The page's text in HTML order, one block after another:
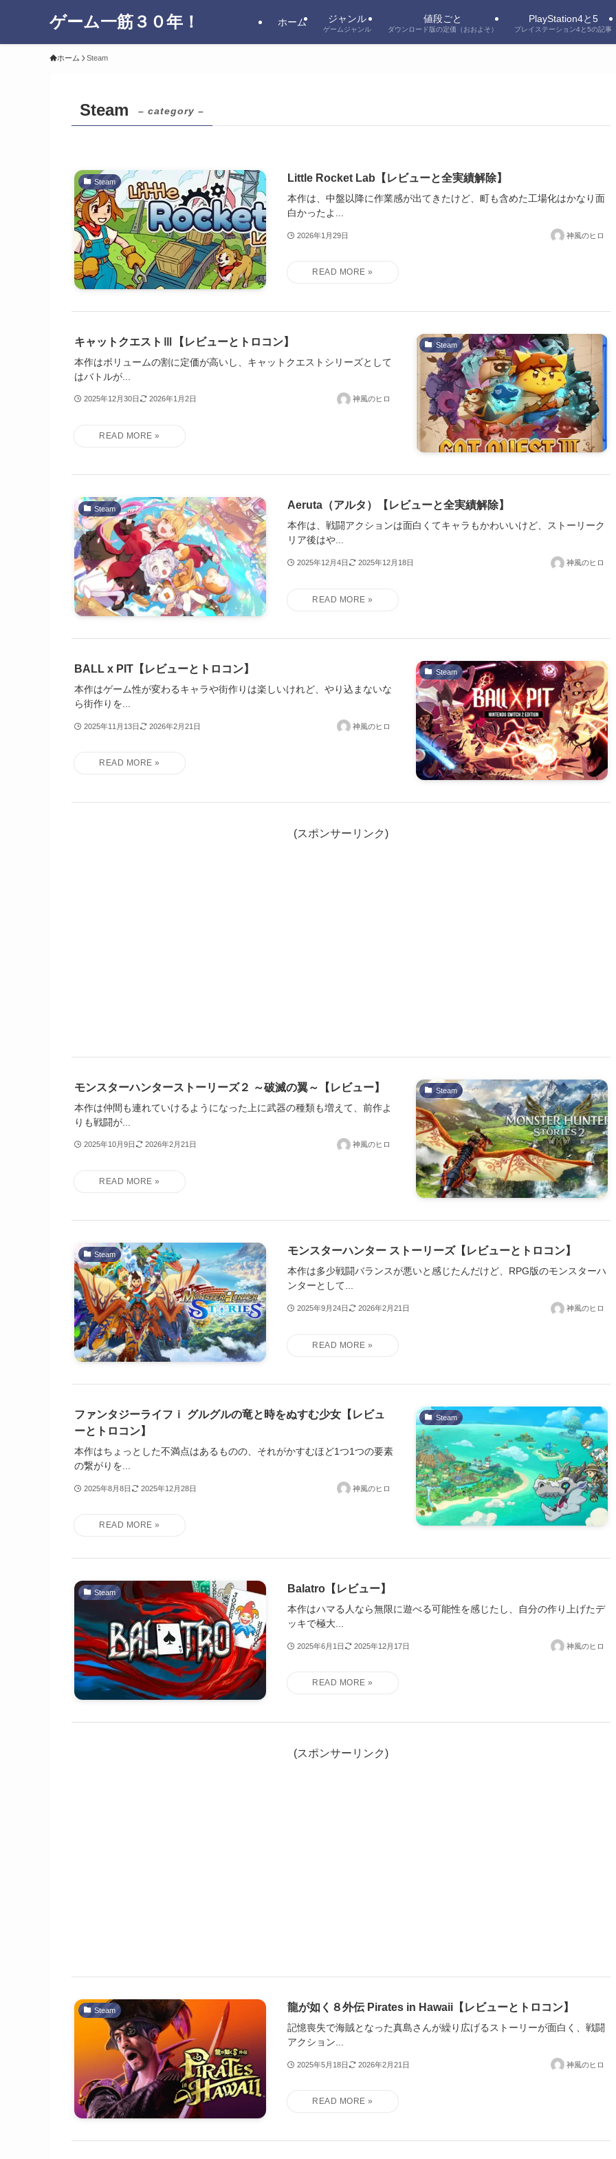
ゲーム一筋３０年！ ホーム ジャンル
ゲームジャンル
値段ごと
ダウンロード版の定価（おおよそ）
PlayStation4と5
プレイステーション4と5の記事
ホーム Steam
Steam – category –
Steam Little Rocket Lab【レビューと全実績解除】
本作は、中盤以降に作業感が出てきたけど、町も含めた工場化はかなり面
白かったよ...
2026年1月29日 神風のヒロ
Steam
キャットクエストⅢ【レビューとトロコン】
本作はボリュームの割に定価が高いし、キャットクエストシリーズとして
はバトルが...
2025年12月30日 2026年1月2日 神風のヒロ
Steam Aeruta（アルタ）【レビューと全実績解除】
本作は、戦闘アクションは面白くてキャラもかわいいけど、ストーリーク
リア後はや...
2025年12月4日 2025年12月18日 神風のヒロ
Steam
BALL x PIT【レビューとトロコン】
本作はゲーム性が変わるキャラや街作りは楽しいけれど、やり込まないな
ら街作りを...
2025年11月13日 2026年2月21日 神風のヒロ
(スポンサーリンク)
Steam
モンスターハンターストーリーズ２ ～破滅の翼～【レビュー】
本作は仲間も連れていけるようになった上に武器の種類も増えて、前作よ
りも戦闘が...
2025年10月9日 2026年2月21日 神風のヒロ
Steam モンスターハンター ストーリーズ【レビューとトロコン】
本作は多少戦闘バランスが悪いと感じたんだけど、RPG版のモンスターハ
ンターとして...
2025年9月24日 2026年2月21日 神風のヒロ
Steam
ファンタジーライフｉ グルグルの竜と時をぬすむ少女【レビュ
ーとトロコン】
本作はちょっとした不満点はあるものの、それがかすむほど1つ1つの要素
の繋がりを...
2025年8月8日 2025年12月28日 神風のヒロ
Steam Balatro【レビュー】
本作はハマる人なら無限に遊べる可能性を感じたし、自分の作り上げたデ
ッキで極大...
2025年6月1日 2025年12月17日 神風のヒロ
(スポンサーリンク)
Steam 龍が如く８外伝 Pirates in Hawaii【レビューとトロコン】
記憶喪失で海賊となった真島さんが繰り広げるストーリーが面白く、戦闘
アクション...
2025年5月18日 2026年2月21日 神風のヒロ